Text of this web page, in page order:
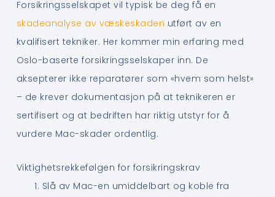
Forsikringsselskapet vil typisk be deg få en
skadeanalyse av væskeskaden utført av en
kvalifisert tekniker. Her kommer min erfaring med
Oslo-baserte forsikringsselskaper inn. De
aksepterer ikke reparatører som «hvem som helst»
– de krever dokumentasjon på at teknikeren er
sertifisert og at bedriften har riktig utstyr for å
vurdere Mac-skader ordentlig.
Viktighetsrekkefølgen for forsikringskrav
Slå av Mac-en umiddelbart og koble fra